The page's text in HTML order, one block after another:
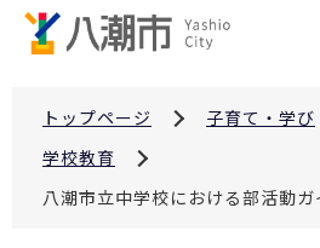
トップページ 子育て・学び
学校教育
八潮市立中学校における部活動ガ